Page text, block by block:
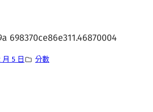
698370ce86e311.46870004
月 5 日 分數